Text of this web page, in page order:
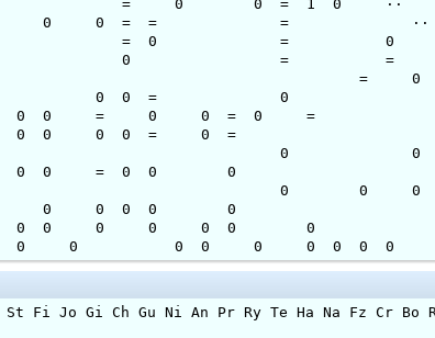
11 18.75 0 0 = 0
4.5 11 18.25 0 0 0 0
11 16.75 0 0 0 =
11 15.00 0 0 0 0
4.5 11 10.00 0 = 0 =
11 14.00 0 0 0 0
11 14.25 0 0 0 =
3.5 11 12.50 0 0 0
11 2.50 0 0 0 0 0
11 6.25 0 0 0 0 =
11 5.25 = 0 0 0
11 1.00 0 0 0 0 0
11 0.50 0 0 0 0 0
11 0.00 0 0 0 0
Gu Ni An Pr Ry Te Ha Na Fz Cr Bo Ra